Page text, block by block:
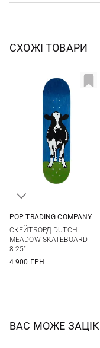
СХОЖІ ТОВАРИ
POP TRADING COMPANY
СКЕЙТБОРД DUTCH
MEADOW SKATEBOARD
8.25”
4 900 ГРН
ВАС МОЖЕ